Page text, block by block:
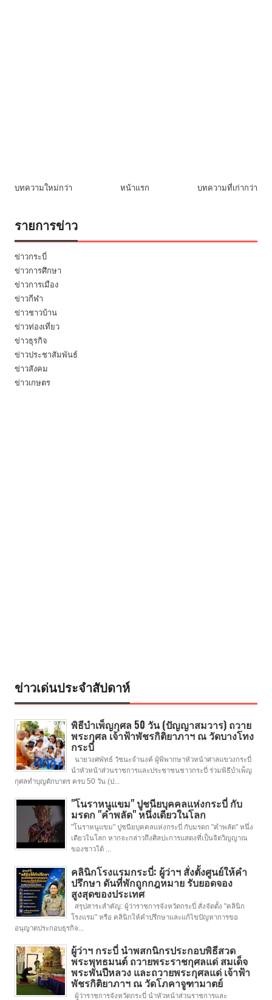
บทความใหม่กว่า บทความที่เก่ากว่า
หน้าแรก
รายการข่าว
ข่าวกระบี่
ข่าวการศึกษา
ข่าวการเมือง
ข่าวกีฬา
ข่าวชาวบ้าน
ข่าวท่องเที่ยว
ข่าวธุรกิจ
ข่าวประชาสัมพันธ์
ข่าวสังคม
ข่าวเกษตร
ข่าวเด่นประจำสัปดาห์
พิธีบำเพ็ญกุศล 50 วัน (ปัญญาสมวาร) ถวาย
พระกุศล เจ้าฟ้าพัชรกิติยาภาฯ ณ วัดบางโทง
กระบี่
นายวงศพัทธ์ วัชนะจำนงค์ ผู้พิพากษาหัวหน้าศาลแขวงกระบี่
นำหัวหน้าส่วนราชการและประชาชนชาวกระบี่ ร่วมพิธีบำเพ็ญ
กุศลทำบุญตักบาตร ครบ 50 วัน (ป...
"โนราหนูแขม" ปูชนียบุคคลแห่งกระบี่ กับ
มรดก "คำพลัด" หนึ่งเดียวในโลก
"โนราหนูแขม" ปูชนียบุคคลแห่งกระบี่ กับมรดก "คำพลัด" หนึ่ง
เดียวในโลก หากจะกล่าวถึงศิลปะการแสดงที่เป็นจิตวิญญาณ
ของชาวใต้ ...
คลินิกโรงแรมกระบี่: ผู้ว่าฯ สั่งตั้งศูนย์ให้คำ
ปรึกษา ดันที่พักถูกกฎหมาย รับยอดจอง
สูงสุดของประเทศ
สรุปสาระสำคัญ: ผู้ว่าราชการจังหวัดกระบี่ สั่งจัดตั้ง "คลินิก
โรงแรม" หรือ คลินิกให้คำปรึกษาและแก้ไขปัญหาการขอ
อนุญาตประกอบธุรกิจ...
ผู้ว่าฯ กระบี่ นำพสกนิกรประกอบพิธีสวด
พระพุทธมนต์ ถวายพระราชกุศลแด่ สมเด็จ
พระพันปีหลวง และถวายพระกุศลแด่ เจ้าฟ้า
พัชรกิติยาภาฯ ณ วัดโภคาจูฑามาตย์
ผู้ว่าราชการจังหวัดกระบี่ นำหัวหน้าส่วนราชการและ